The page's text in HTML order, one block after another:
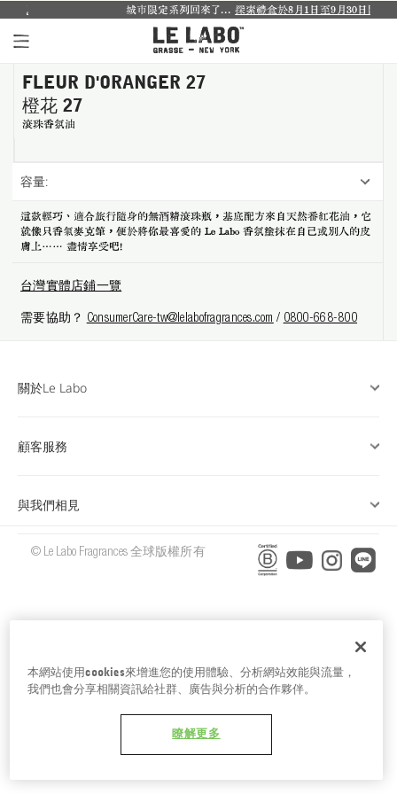
個人香氛系列
室內香氛系列
別緻小物
探索體驗裝
影像紀錄
城市限定系列回來了...探索禮盒於8月1日至9月30日限時登場.
FLEUR D'ORANGER 27
橙花 27
滾珠香氛油
容量:
這款輕巧、適合旅行隨身的無酒精滾珠瓶，基底配方來自天然番紅花油，它
就像只香氣麥克筆，便於將你最喜愛的 Le Labo 香氛塗抹在自己或別人的皮
膚上…… 盡情享受吧！
台灣實體店鋪一覽
需要協助？ ConsumerCare-tw@lelabofragrances.com / 0800-668-800
關於Le Labo
顧客服務
與我們相見
© Le Labo Fragrances 全球版權所有
本網站使用cookies來增進您的使用體驗、分析網站效能與流量，
我們也會分享相關資訊給社群、廣告與分析的合作夥伴。
瞭解更多